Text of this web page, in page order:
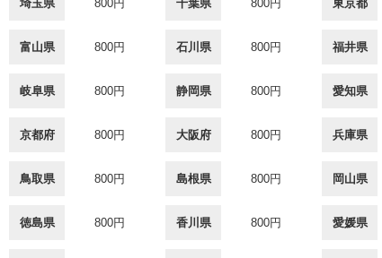
埼玉県 800円 千葉県 800円 東京都
富山県 800円 石川県 800円 福井県
岐阜県 800円 静岡県 800円 愛知県
京都府 800円 大阪府 800円 兵庫県
鳥取県 800円 島根県 800円 岡山県
徳島県 800円 香川県 800円 愛媛県